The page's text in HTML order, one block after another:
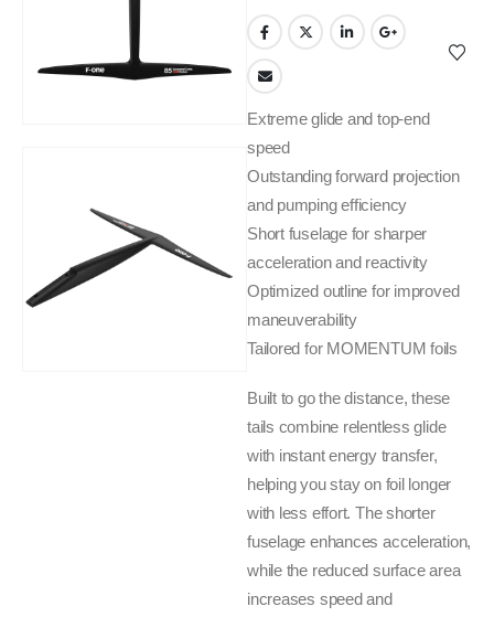
Extreme glide and top-end
speed
Outstanding forward projection
and pumping efficiency
Short fuselage for sharper
acceleration and reactivity
Optimized outline for improved
maneuverability
Tailored for MOMENTUM foils
Built to go the distance, these
tails combine relentless glide
with instant energy transfer,
helping you stay on foil longer
with less effort. The shorter
fuselage enhances acceleration,
while the reduced surface area
increases speed and